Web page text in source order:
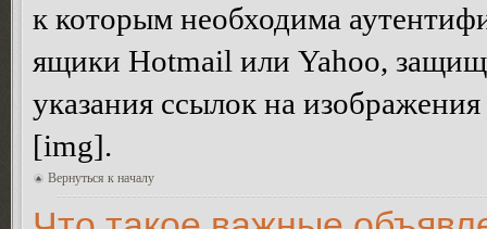
к которым необходима
ящики Hotmail или Yahoo,
указания ссылок на
[img].
Вернуться к началу